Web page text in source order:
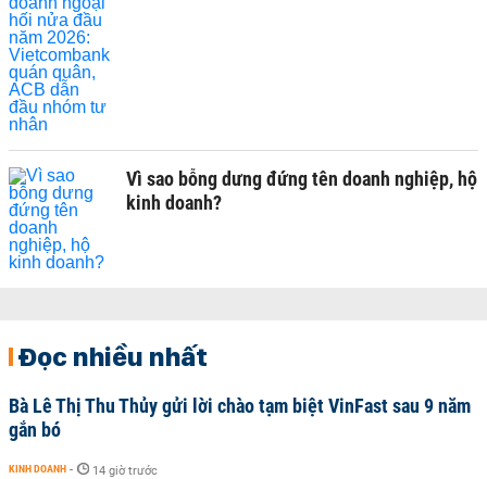
Vì sao bỗng dưng đứng tên doanh nghiệp, hộ
kinh doanh?
Đọc nhiều nhất
Bà Lê Thị Thu Thủy gửi lời chào tạm biệt VinFast sau 9 năm
gắn bó
KINH DOANH - 14 giờ trước